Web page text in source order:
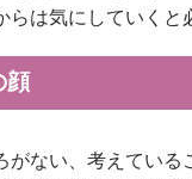
は気にしていく
顔
がない、考えている